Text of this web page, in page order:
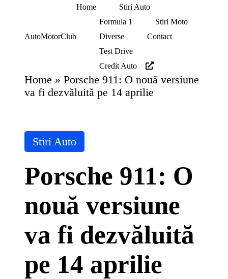
AutoMotorClub
si
pasionatii
de
Home
Stiri Auto
Formula 1
Stiri Moto
Diverse
Contact
Test Drive
Credit Auto
Home » Porsche 911: O nouă versiune
va fi dezvăluită pe 14 aprilie
Posted
in
Stiri Auto
Porsche 911: O
nouă versiune
va fi dezvăluită
pe 14 aprilie